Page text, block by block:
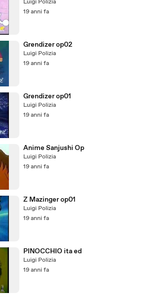
Luigi Polizia
19 anni fa
Grendizer op02
Luigi Polizia
19 anni fa
Grendizer op01
Luigi Polizia
19 anni fa
Anime Sanjushi Op
Luigi Polizia
19 anni fa
Z Mazinger op01
Luigi Polizia
19 anni fa
PINOCCHIO ita ed
Luigi Polizia
19 anni fa